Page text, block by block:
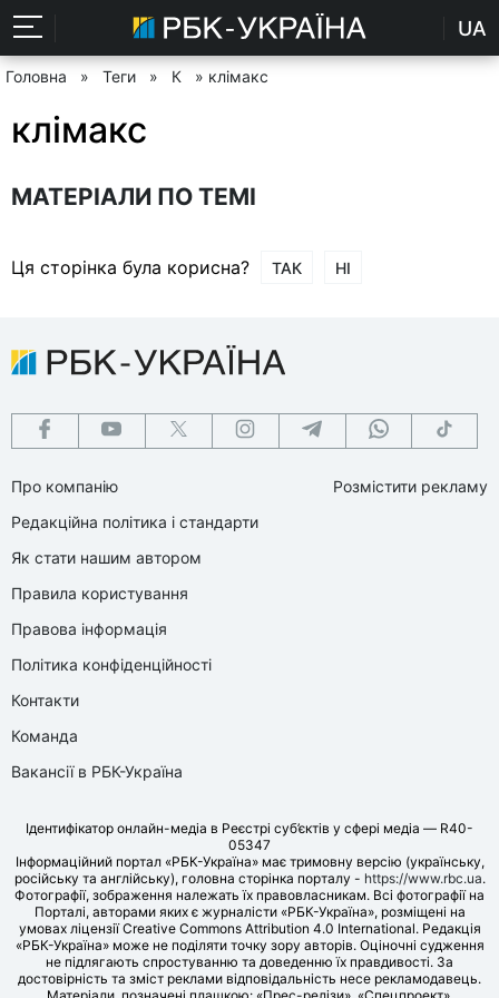
UA
Головна » Теги » К » клімакс
клімакс
МАТЕРІАЛИ ПО ТЕМІ
Ця сторінка була корисна? ТАК НІ
Про компанію
Редакційна політика і стандарти
Як стати нашим автором
Правила користування
Правова інформація
Політика конфіденційності
Контакти
Команда
Вакансії в РБК-Україна
Розмістити рекламу
Ідентифікатор онлайн-медіа в Реєстрі суб’єктів у сфері медіа — R40-
05347
Інформаційний портал «РБК-Україна» має тримовну версію (українську,
російську та англійську), головна сторінка порталу - https://www.rbc.ua.
Фотографії, зображення належать їх правовласникам. Всі фотографії на
Порталі, авторами яких є журналісти «РБК-Україна», розміщені на
умовах ліцензії Creative Commons Attribution 4.0 International. Редакція
«РБК-Україна» може не поділяти точку зору авторів. Оціночні судження
не підлягають спростуванню та доведенню їх правдивості. За
достовірність та зміст реклами відповідальність несе рекламодавець.